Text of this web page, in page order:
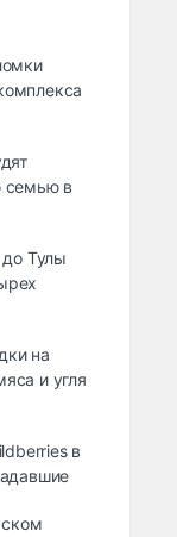
семью в
до Тулы
на
и угля
в